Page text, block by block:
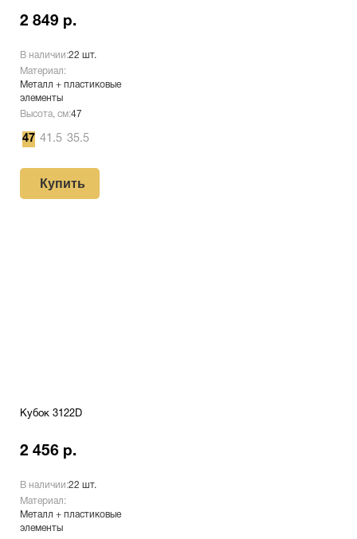
2 849 р.
В наличии:22 шт.
Материал:
Металл + пластиковые
элементы
Высота, см:47
47 41.5 35.5
Купить
Кубок 3122D
2 456 р.
В наличии:22 шт.
Материал:
Металл + пластиковые
элементы